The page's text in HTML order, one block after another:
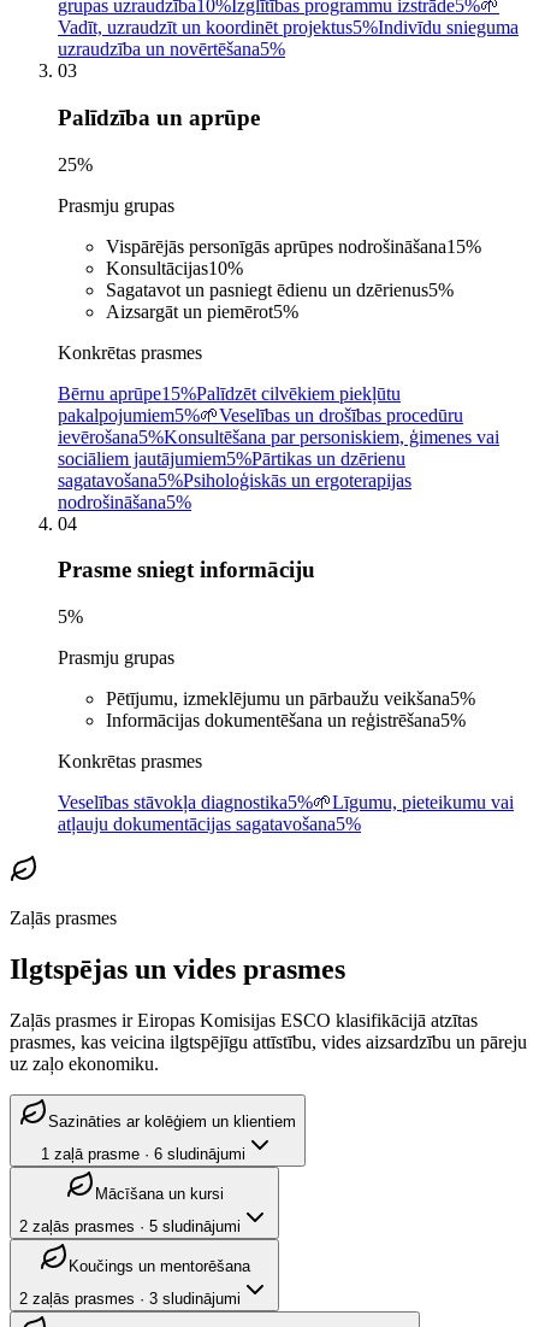
grupas uzraudzība10% Izglītības programmu izstrāde5%🌱
Vadīt, uzraudzīt un koordinēt projektus5%Indivīdu snieguma
uzraudzība un novērtēšana5%
03
Palīdzība un aprūpe
25%
Prasmju grupas
Vispārējās personīgās aprūpes nodrošināšana15%
Konsultācijas10%
Sagatavot un pasniegt ēdienu un dzērienus5%
Aizsargāt un piemērot5%
Konkrētas prasmes
Bērnu aprūpe15%Palīdzēt cilvēkiem piekļūtu
pakalpojumiem5%🌱Veselības un drošības procedūru
ievērošana5%Konsultēšana par personiskiem, ģimenes vai
sociāliem jautājumiem5%Pārtikas un dzērienu
sagatavošana5%Psiholoģiskās un ergoterapijas
nodrošināšana5%
04
Prasme sniegt informāciju
5%
Prasmju grupas
Pētījumu, izmeklējumu un pārbaužu veikšana5%
Informācijas dokumentēšana un reģistrēšana5%
Konkrētas prasmes
Veselības stāvokļa diagnostika5%🌱Līgumu, pieteikumu vai
atļauju dokumentācijas sagatavošana5%
Zaļās prasmes
Ilgtspējas un vides prasmes
Zaļās prasmes ir Eiropas Komisijas ESCO klasifikācijā atzītas
prasmes, kas veicina ilgtspējīgu attīstību, vides aizsardzību un pāreju
uz zaļo ekonomiku.
Sazināties ar kolēģiem un klientiem
1 zaļā prasme · 6 sludinājumi
Mācīšana un kursi
2 zaļās prasmes · 5 sludinājumi
Koučings un mentorēšana
2 zaļās prasmes · 3 sludinājumi